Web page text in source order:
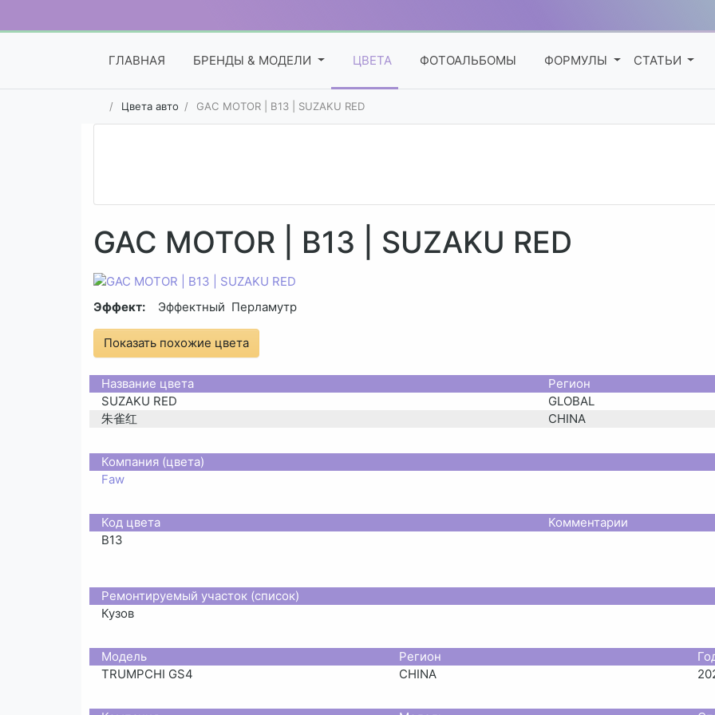
ГЛАВНАЯ БРЕНДЫ & МОДЕЛИ ЦВЕТА ФОТОАЛЬБОМЫ ФОРМУЛЫ СТАТЬИ
Цвета авто GAC MOTOR | B13 | SUZAKU RED
GAC MOTOR | B13 | SUZAKU RED
Эффект: Эффектный Перламутр
Показать похожие цвета
Название цвета
Регион
SUZAKU RED
GLOBAL
朱雀红
CHINA
Компания (цвета)
Faw
Код цвета
Комментарии
B13
Ремонтируемый участок (список)
Кузов
Moдель Регион
TRUMPCHI GS4
CHINA